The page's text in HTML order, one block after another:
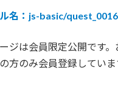
名：js-basic/
ジは会員限定公開です
方のみ会員登録していま